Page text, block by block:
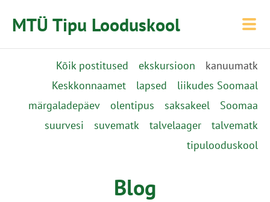
MTÜ Tipu Looduskool
Kõik postitused ekskursioon
kanuumatk
Keskkonnaamet
lapsed
liikudes Soomaal
märgaladepäev
olentipus saksakeel
Soomaa
suurvesi
suvematk talvelaager
talvematk
tipulooduskool
Blog